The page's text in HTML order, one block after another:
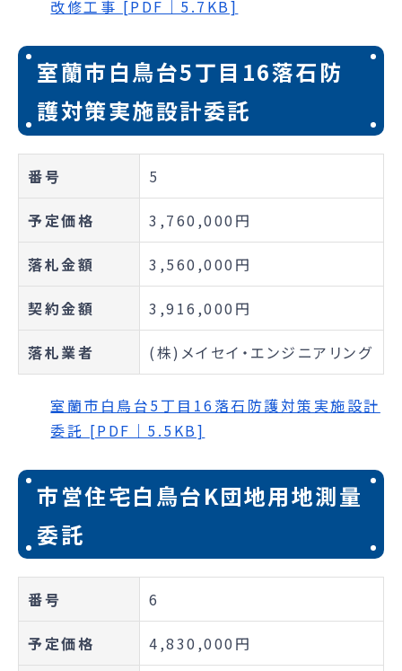
改修工事 [PDF｜5.7KB]
室蘭市白鳥台5丁目16落石防
護対策実施設計委託
番号 5
予定価格 3,760,000円
落札金額 3,560,000円
契約金額 3,916,000円
落札業者 (株)メイセイ・エンジニアリング
室蘭市白鳥台5丁目16落石防護対策実施設計
委託 [PDF｜5.5KB]
市営住宅白鳥台K団地用地測量
委託
番号 6
予定価格 4,830,000円